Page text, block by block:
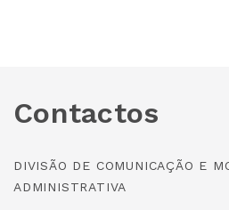
Contactos
DIVISÃO DE COMUNICAÇÃO E
ADMINISTRATIVA